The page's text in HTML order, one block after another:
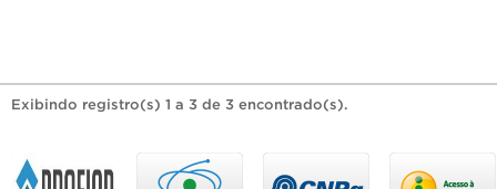
Exibindo registro(s) 1 a 3 de 3 encontrado(s).